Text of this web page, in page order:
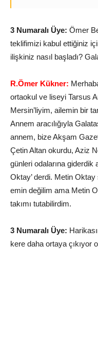
3 Numaralı Üye: Ömer
teklifimizi kabul ettiğiniz
ilişkiniz nasıl başladı?
R.Ömer Kükner:
ortaokul ve liseyi Tarsus
Mersin’liyim, ailemin bir
Annem aracılığıyla
annem, bize Akşam
Çetin Altan okurdu, Aziz
günleri odalarına giderdik
Oktay’ derdi. Metin
emin değilim ama Metin
takımı tutabilirdim.
3 Numaralı Üye:
kere daha ortaya çıkıyor